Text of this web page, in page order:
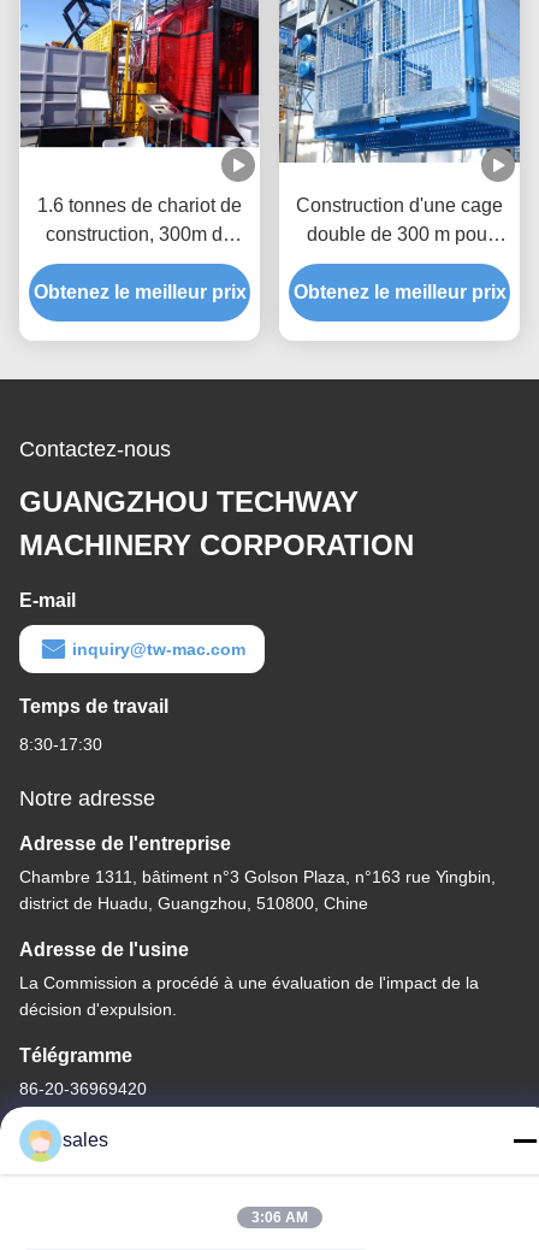
1.6 tonnes de chariot de
construction, 300m de
passagers et de matériel
Obtenez le meilleur prix
Construction d'une cage
double de 300 m pour
entrepôt
Obtenez le meilleur prix
Contactez-nous
GUANGZHOU TECHWAY
MACHINERY CORPORATION
E-mail
inquiry@tw-mac.com
Temps de travail
8:30-17:30
Notre adresse
Adresse de l'entreprise
Chambre 1311, bâtiment n°3 Golson Plaza, n°163 rue Yingbin,
district de Huadu, Guangzhou, 510800, Chine
Adresse de l'usine
La Commission a procédé à une évaluation de l'impact de la
décision d'expulsion.
Télégramme
86-20-36969420
Chine Bonne qualité Levé sur le chantier Fournisseur. Copyright
sales
3:06 AM